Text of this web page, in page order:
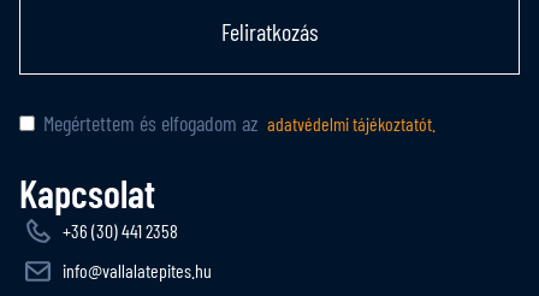
Feliratkozás
Megértettem és elfogadom az adatvédelmi tájékoztatót.
Kapcsolat
+36 (30) 441 2358
info@vallalatepites.hu